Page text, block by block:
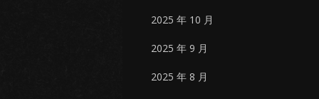
2025 年 10 月
2025 年 9 月
2025 年 8 月